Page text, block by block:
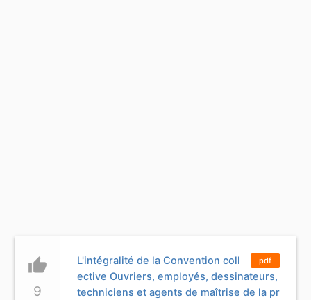
thumb_up
9
pdf
L'intégralité de la Convention coll
ective Ouvriers, employés, dessinateurs,
techniciens et agents de maîtrise de la pr